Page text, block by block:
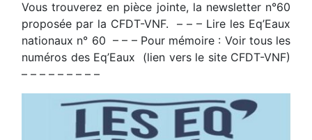
Vous trouverez en pièce jointe, la newsletter n°60
proposée par la CFDT-VNF. – – – Lire les Eq’Eaux
nationaux n° 60 – – – Pour mémoire : Voir tous les
numéros des Eq’Eaux (lien vers le site CFDT-VNF)
– – – – – – – – –